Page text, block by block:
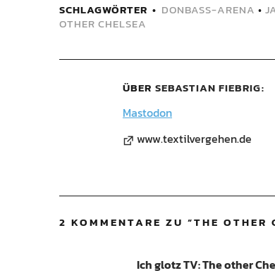
SCHLAGWÖRTER DONBASS-ARENA •
OTHER CHELSEA
ÜBER SEBASTIAN FIEBRIG
Mastodon
www.textilvergehen.de
2 KOMMENTARE ZU “THE OTHER
Ich glotz TV: The other